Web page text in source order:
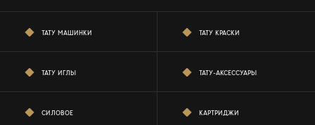
ТАТУ МАШИНКИ ТАТУ КРАСКИ
ТАТУ ИГЛЫ ТАТУ-АКСЕССУАРЫ
СИЛОВОЕ КАРТРИДЖИ